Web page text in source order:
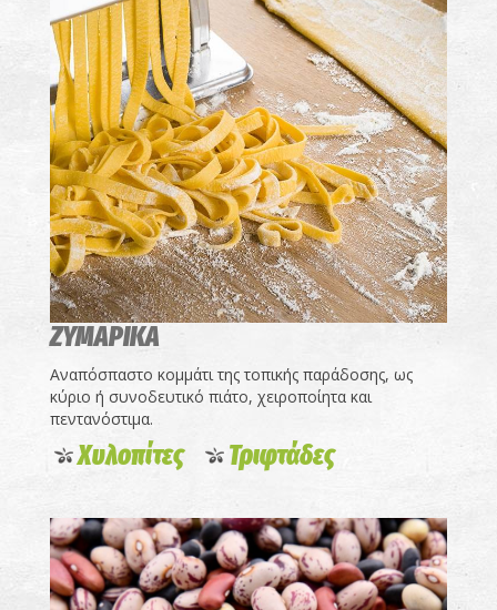
ΖΥΜΑΡΙΚΑ
Αναπόσπαστο κομμάτι της τοπικής παράδοσης, ως
κύριο ή συνοδευτικό πιάτο, χειροποίητα και
πεντανόστιμα.
Χυλοπίτες Τριφτάδες